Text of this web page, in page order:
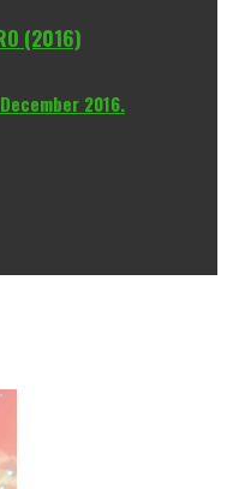
(2016)
2016.